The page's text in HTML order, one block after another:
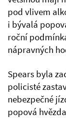
pod vlivem
i bývalá
roční
nápravných
Spears byla
policisté
nebezpečné
popová